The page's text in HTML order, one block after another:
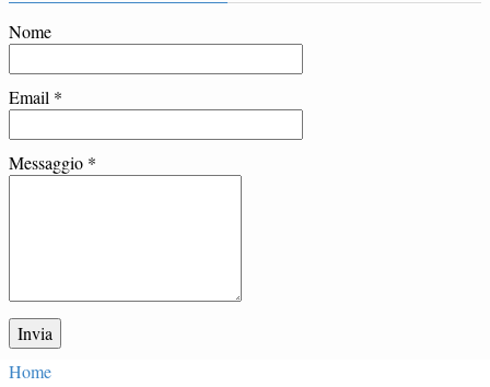
Nome
Email *
Messaggio *
Home